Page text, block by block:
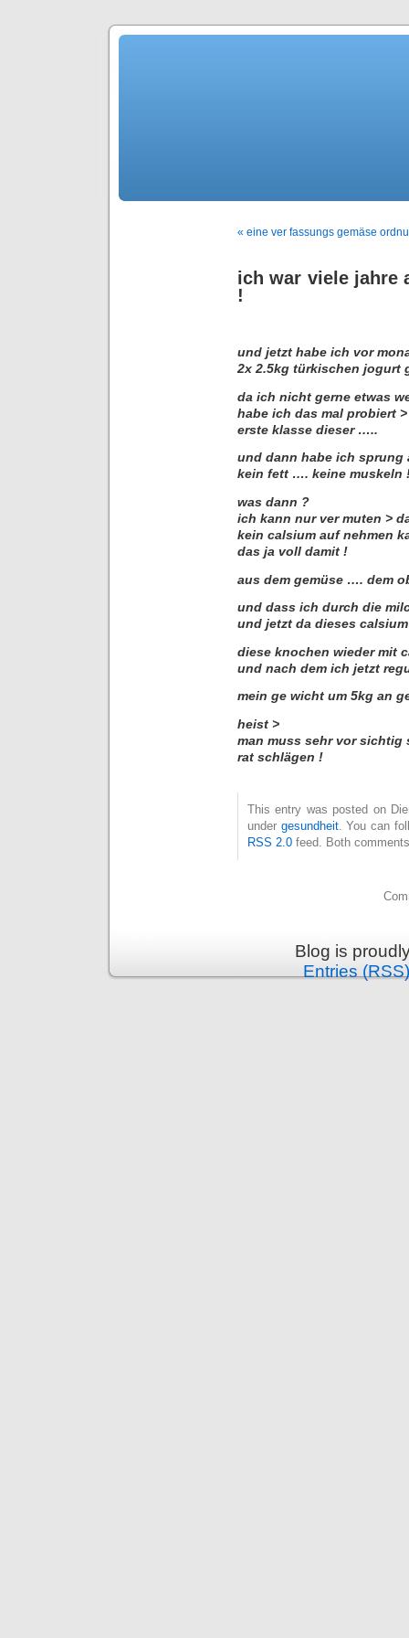
« eine ver fassungs gemäse
ich war viele jahre
!
und jetzt habe ich vor
2x 2.5kg türkischen jogurt
da ich nicht gerne etwas
habe ich das mal probiert >
erste klasse dieser …..
und dann habe ich sprung
kein fett …. keine muskeln
was dann ?
ich kann nur ver muten >
kein calsium auf nehmen
das ja voll damit !
aus dem gemüse …. dem
und dass ich durch die
und jetzt da dieses
diese knochen wieder mit
und nach dem ich jetzt
mein ge wicht um 5kg an
heist >
man muss sehr vor
rat schlägen !
This entry was posted on
under gesundheit. You can
RSS 2.0 feed. Both
Blog is
Entries (RSS)